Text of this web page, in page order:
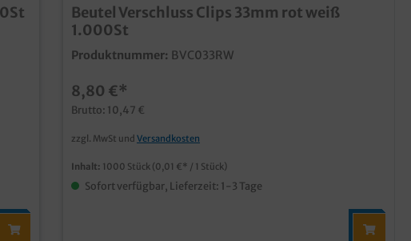
Beutel Verschluss Clips 33mm rot weiß
1.000St
Produktnummer: BVC033RW
8,80 €*
Brutto: 10,47 €
zzgl. MwSt und Versandkosten
Inhalt: 1000 Stück (0,01 €* / 1 Stück)
Sofort verfügbar, Lieferzeit: 1-3 Tage